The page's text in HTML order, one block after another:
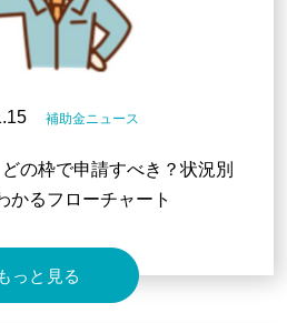
補助金ニュース
の枠で申請すべき？状況別
かるフローチャート
っと見る